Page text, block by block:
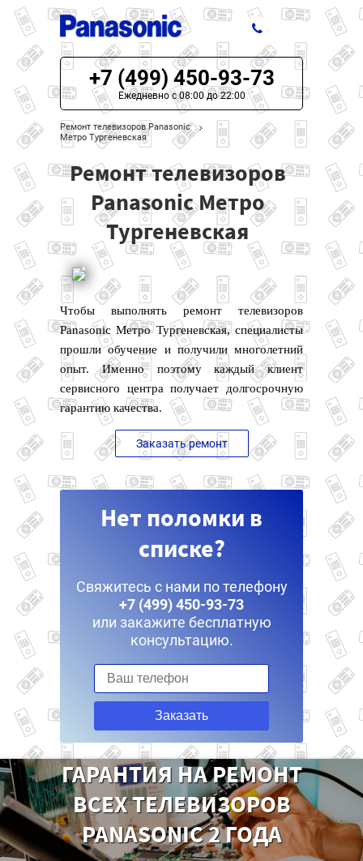
ЦЕНЫ НА РЕМОНТ
О СЕРВИСЕ
МОДЕЛИ PANASONIC
НАШИ КОНТАКТЫ
+7 (499) 450-93-73
Ежедневно с 08:00 до 22:00
Ремонт телевизоров Panasonic
Метро Тургеневская
Ремонт телевизоров
Panasonic Метро
Тургеневская
Чтобы выполнять ремонт телевизоров
Panasonic Метро Тургеневская, специалисты
прошли обучение и получили многолетний
опыт. Именно поэтому каждый клиент
сервисного центра получает долгосрочную
гарантию качества.
Заказать ремонт
Нет поломки в
списке?
Свяжитесь с нами по телефону
+7 (499) 450-93-73
или закажите бесплатную
консультацию.
Заказать
ГАРАНТИЯ НА РЕМОНТ
ВСЕХ ТЕЛЕВИЗОРОВ
PANASONIC 2 ГОДА